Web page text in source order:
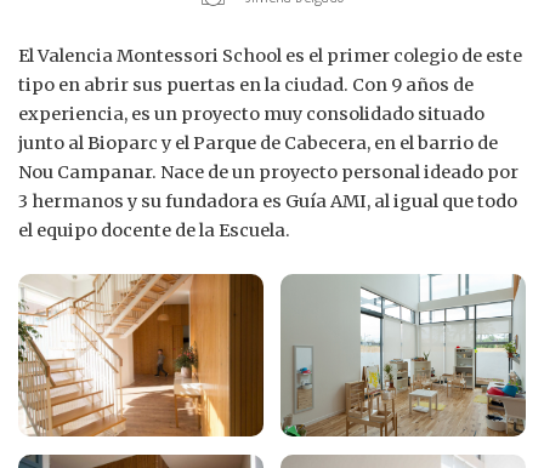
El Valencia Montessori School es el primer colegio de este
tipo en abrir sus puertas en la ciudad. Con 9 años de
experiencia, es un proyecto muy consolidado situado
junto al Bioparc y el Parque de Cabecera, en el barrio de
Nou Campanar. Nace de un proyecto personal ideado por
3 hermanos y su fundadora es Guía AMI, al igual que todo
el equipo docente de la Escuela.